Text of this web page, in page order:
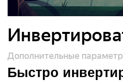
Дополнительные
Быстро